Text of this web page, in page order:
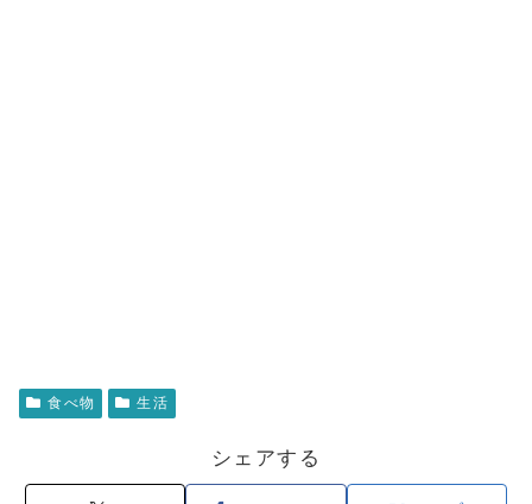
食べ物 生活
シェアする